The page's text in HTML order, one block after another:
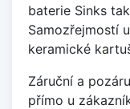
baterie Sinks
Samozřejmostí
keramické
Záruční a
přímo u